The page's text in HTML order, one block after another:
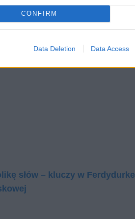
CONFIRM
Data Deletion Data Access
słów – kluczy w Ferdydurke